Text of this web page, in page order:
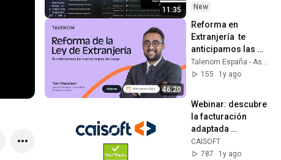
11:35
COMEBACK!!!
New
46:20
Reforma en
Extranjería  te
anticipamos las
nuevas reglas del
juego
155
1y ago
Webinar: descubre
la facturación
adaptada
Veri*Factu con
CAISOFT
CAISOFT
787
1y ago